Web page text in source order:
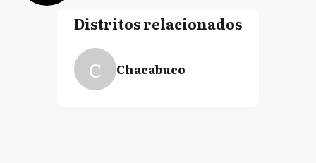
Distritos relacionados
C Chacabuco